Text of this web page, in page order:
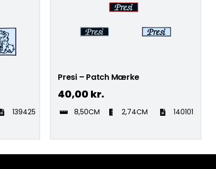
139425
Presi – Patch Mærke
40,00 kr.
8,50CM 2,74CM 140101